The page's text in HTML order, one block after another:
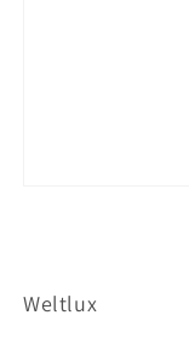
Weltlux